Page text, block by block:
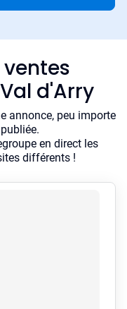
ventes
d'Arry
annonce, peu importe
en direct les
différents !